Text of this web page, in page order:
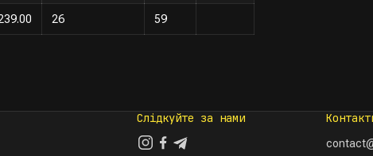
26 59
Слідкуйте за нами